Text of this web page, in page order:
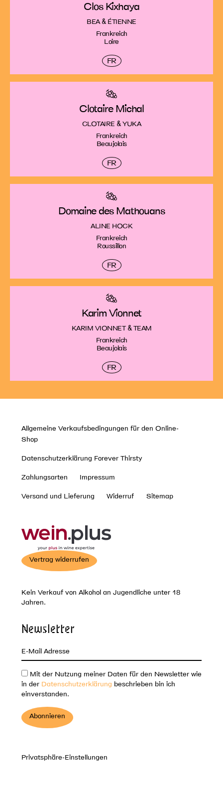
Clos Kixhaya
BEA & ÉTIENNE
Frankreich
Loire
FR
Clotaire Michal
CLOTAIRE & YUKA
Frankreich
Beaujolais
FR
Domaine des Mathouans
ALINE HOCK
Frankreich
Roussillon
FR
Karim Vionnet
KARIM VIONNET & TEAM
Frankreich
Beaujolais
FR
Allgemeine Verkaufsbedingungen für den Online-
Shop
Datenschutzerklärung Forever Thirsty
Zahlungsarten Impressum
Versand und Lieferung Widerruf Sitemap
Vertrag widerrufen
Kein Verkauf von Alkohol an Jugendliche unter 18
Jahren.
Newsletter
Mit der Nutzung meiner Daten für den Newsletter wie
in der Datenschutzerklärung beschrieben bin ich
einverstanden.
Privatsphäre-Einstellungen